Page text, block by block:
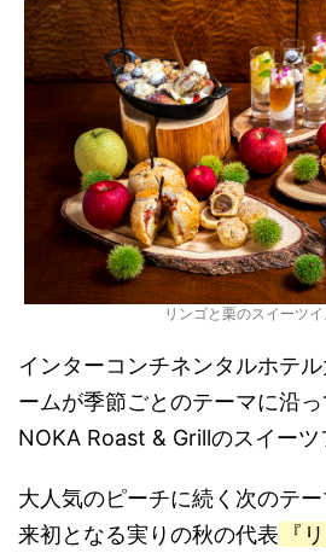
リンゴと栗のスイーツ
インターコンチネンタルホテ
ームが季節ごとのテーマに沿っ
NOKA Roast & Grillのスイーツ
大人気のピーチに続く次のテ
来初となる実りの秋の代表
『